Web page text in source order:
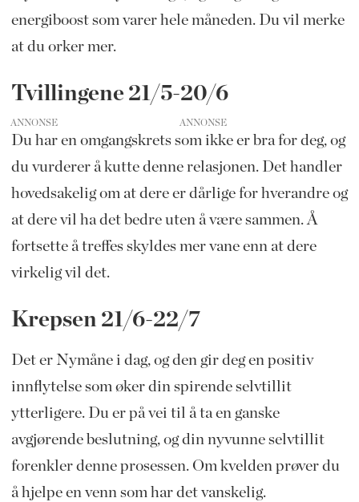
energiboost som varer hele måneden. Du vil merke
at du orker mer.
Tvillingene 21/5-20/6
ANNONSE
Du har en omgangskrets som ikke er bra for deg, og
du vurderer å kutte denne relasjonen. Det handler
hovedsakelig om at dere er dårlige for hverandre og
at dere vil ha det bedre uten å være sammen. Å
fortsette å treffes skyldes mer vane enn at dere
virkelig vil det.
Krepsen 21/6-22/7
Det er Nymåne i dag, og den gir deg en positiv
innflytelse som øker din spirende selvtillit
ytterligere. Du er på vei til å ta en ganske
avgjørende beslutning, og din nyvunne selvtillit
forenkler denne prosessen. Om kvelden prøver du
å hjelpe en venn som har det vanskelig.